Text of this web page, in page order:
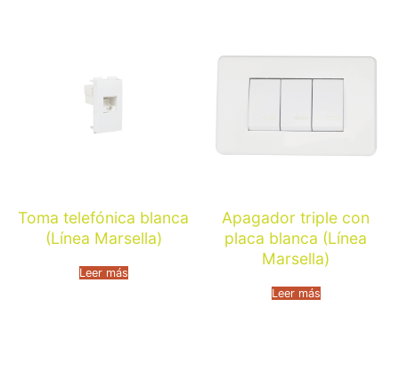
Toma telefónica blanca
(Línea Marsella)
Leer más
Apagador triple con
placa blanca (Línea
Marsella)
Leer más